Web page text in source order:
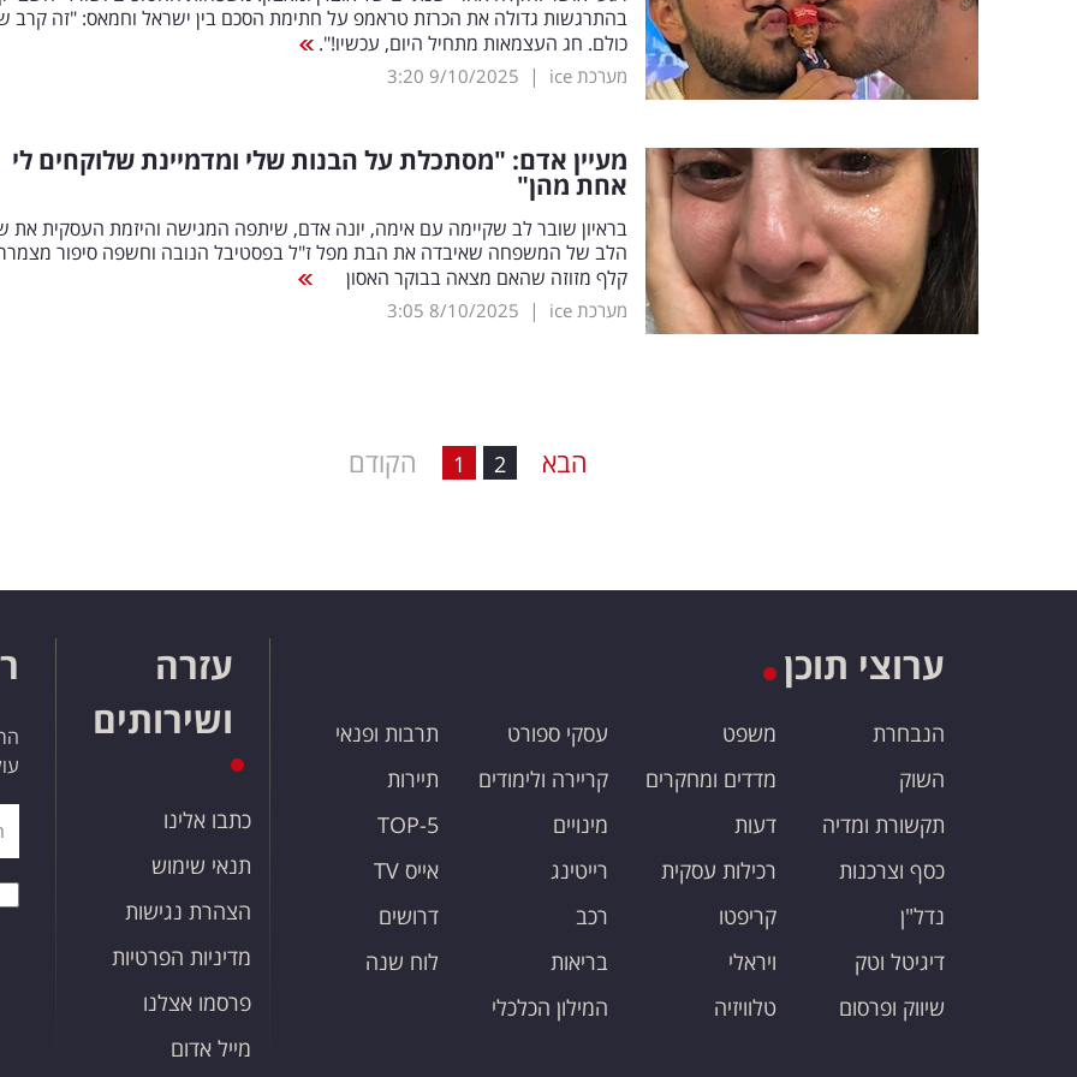
בהתרגשות גדולה את הכרזת טראמפ על חתימת הסכם בין ישראל וחמאס: "זה קרב
כולם. חג העצמאות מתחיל היום, עכשיו!".
מערכת ice |
9/10/2025
3:20
מעיין אדם: "מסתכלת על הבנות שלי ומדמיינת שלוקחים לי
אחת מהן"
בראיון שובר לב שקיימה עם אימה, יונה אדם, שיתפה המגישה והיזמת העסקית את
הלב של המשפחה שאיבדה את הבת מפל ז"ל בפסטיבל הנובה וחשפה סיפור
קלף מזוזה שהאם מצאה בבוקר האסון
מערכת ice |
8/10/2025
3:05
הקודם 1 2 הבא
ערוצי תוכן
הנבחרת
השוק
תקשורת ומדיה
כסף וצרכנות
נדל"ן
דיגיטל וטק
שיווק ופרסום
משפט
מדדים ומחקרים
דעות
רכילות עסקית
קריפטו
ויראלי
טלוויזיה
עסקי ספורט
קריירה ולימודים
מינויים
רייטינג
רכב
בריאות
המילון הכלכלי
תרבות ופנאי
תיירות
TOP-5
אייס TV
דרושים
לוח שנה
עזרה
ושירותים
כתבו אלינו
תנאי שימוש
הצהרת נגישות
מדיניות הפרטיות
פרסמו אצלנו
מייל אדום